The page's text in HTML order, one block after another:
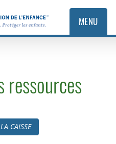
MENU
ressources
CAISSE